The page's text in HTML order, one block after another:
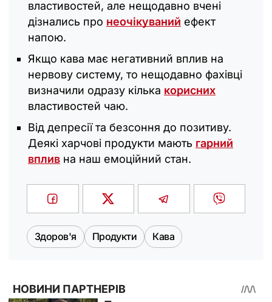
властивостей, але нещодавно вчені
дізнались про неочікуваний ефект
напою.
Якщо кава має негативний вплив на
нервову систему, то нещодавно фахівці
визначили одразу кілька корисних
властивостей чаю.
Від депресії та безсоння до позитиву.
Деякі харчові продукти мають гарний
вплив на наш емоційний стан.
Здоров'я Продукти Кава